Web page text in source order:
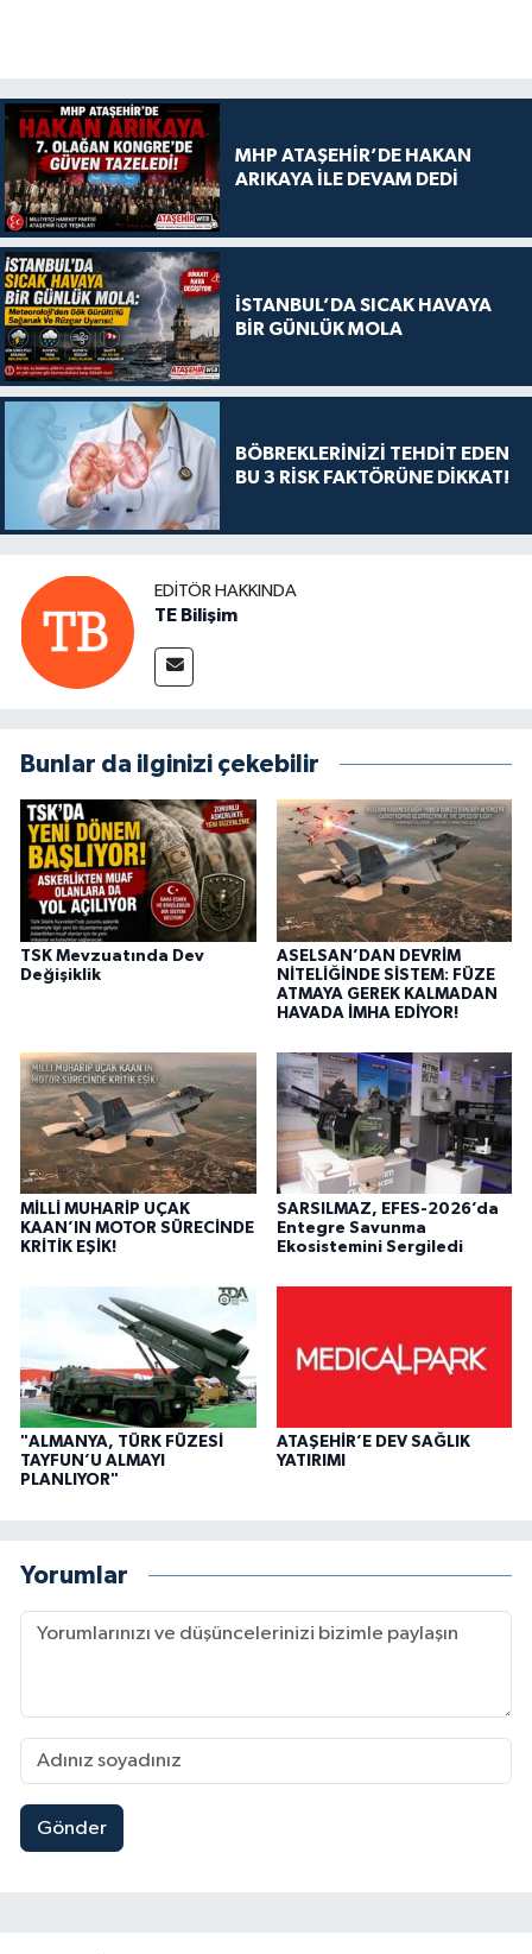
MHP ATAŞEHİR’DE HAKAN
ARIKAYA İLE DEVAM DEDİ
İSTANBUL’DA SICAK HAVAYA
BİR GÜNLÜK MOLA
BÖBREKLERİNİZİ TEHDİT EDEN
BU 3 RİSK FAKTÖRÜNE DİKKAT!
EDITÖR HAKKINDA
TE Bilişim
Bunlar da ilginizi çekebilir
TSK Mevzuatında Dev
Değişiklik
ASELSAN’DAN DEVRİM
NİTELİĞİNDE SİSTEM: FÜZE
ATMAYA GEREK KALMADAN
HAVADA İMHA EDİYOR!
MİLLİ MUHARİP UÇAK
KAAN’IN MOTOR SÜRECİNDE
KRİTİK EŞİK!
SARSILMAZ, EFES-2026’da
Entegre Savunma
Ekosistemini Sergiledi
"ALMANYA, TÜRK FÜZESİ
TAYFUN’U ALMAYI
PLANLIYOR"
ATAŞEHİR’E DEV SAĞLIK
YATIRIMI
Yorumlar
Gönder